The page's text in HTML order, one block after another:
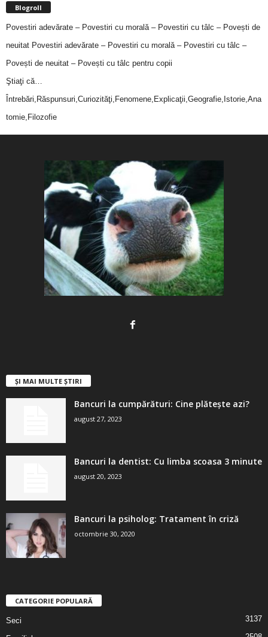
Blogroll
Povestiri adevărate – Povestiri cu morală – Povestiri cu tâlc – Povești de
neuitat Povestiri adevărate – Povestiri cu morală – Povestiri cu tâlc –
Povești de neuitat – Povești cu tâlc pentru copii
Ştiaţi că…
Întrebări,Răspunsuri,Curiozităţi,Fenomene,Explicaţii,Geografie,Istorie,Ana
tomie,Filozofie
ȘI MAI MULTE ȘTIRI
Bancuri la cumpărături: Cine plătește azi?
august 27, 2023
Bancuri la dentist: Cu limba scoasa 3 minute
august 20, 2023
Bancuri la psiholog: Tratament în criză
octombrie 30, 2020
CATEGORIE POPULARĂ
Seci 3137